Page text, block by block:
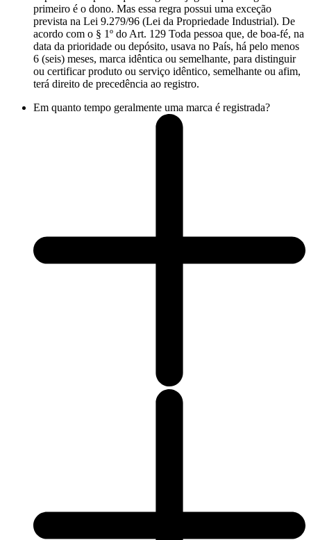
primeiro é o dono. Mas essa regra possui uma exceção
prevista na Lei 9.279/96 (Lei da Propriedade Industrial). De
acordo com o § 1º do Art. 129 Toda pessoa que, de boa-fé, na
data da prioridade ou depósito, usava no País, há pelo menos
6 (seis) meses, marca idêntica ou semelhante, para distinguir
ou certificar produto ou serviço idêntico, semelhante ou afim,
terá direito de precedência ao registro.
Em quanto tempo geralmente uma marca é registrada?